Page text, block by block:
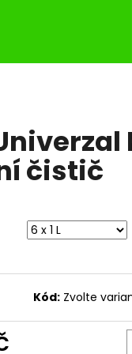
čistič
Kód: Zvolte